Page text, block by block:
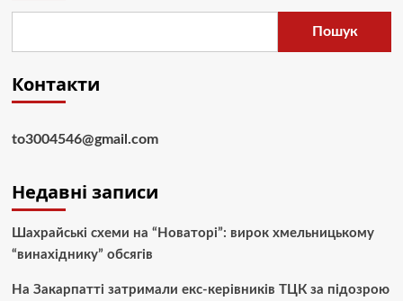
Пошук
Контакти
to3004546@gmail.com
Недавні записи
Шахрайські схеми на “Новаторі”: вирок хмельницькому
“винахіднику” обсягів
На Закарпатті затримали екс-керівників ТЦК за підозрою